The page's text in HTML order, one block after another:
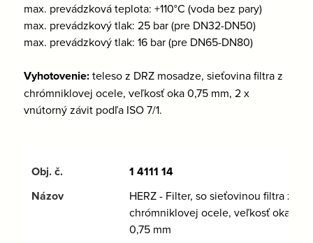
max. prevádzková teplota: +110°C (voda bez pary)
max. prevádzkový tlak: 25 bar (pre DN32-DN50)
max. prevádzkový tlak: 16 bar (pre DN65-DN80)
Vyhotovenie:teleso z DRZ mosadze, sieťovina filtra z
chrómniklovej ocele, veľkosť oka 0,75 mm, 2 x
vnútorný závit podľa ISO 7/1.
1 4111 14
HERZ - Filter, so sieťovinou filtra z
chrómniklovej ocele, veľkosť oka
0,75 mm